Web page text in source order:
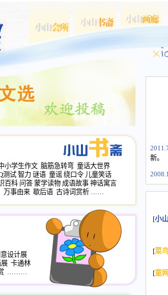
新。
山屋
长会
次注
年，
小山
[小
[菜
[童网
小学生作文 脑筋急转弯 童话大世界
测试 智力 谜语 童谣 绕口令 儿童笑话
百科 问答 蒙学读物 成语故事 神话寓言
万事由来 歇后语 古诗词赏析 ……
设计展
卡通林
………